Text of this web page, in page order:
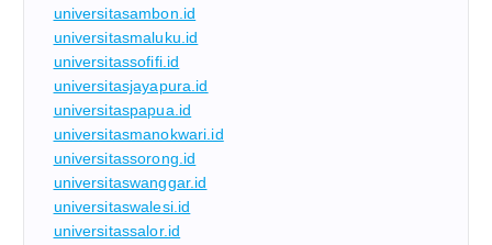
universitasambon.id
universitasmaluku.id
universitassofifi.id
universitasjayapura.id
universitaspapua.id
universitasmanokwari.id
universitassorong.id
universitaswanggar.id
universitaswalesi.id
universitassalor.id